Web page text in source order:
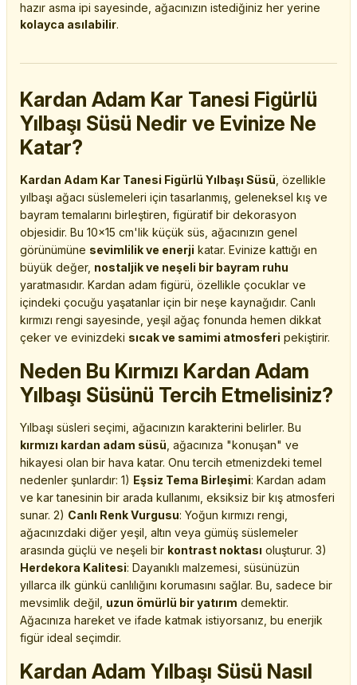
hazır asma ipi sayesinde, ağacınızın istediğiniz her yerine
kolayca asılabilir.
Kardan Adam Kar Tanesi Figürlü
Yılbaşı Süsü Nedir ve Evinize Ne
Katar?
Kardan Adam Kar Tanesi Figürlü Yılbaşı Süsü , özellikle
yılbaşı ağacı süslemeleri için tasarlanmış, geleneksel kış ve
bayram temalarını birleştiren, figüratif bir dekorasyon
objesidir. Bu 10x15 cm'lik küçük süs, ağacınızın genel
görünümüne sevimlilik ve enerji katar. Evinize kattığı en
büyük değer, nostaljik ve neşeli bir bayram ruhu
yaratmasıdır. Kardan adam figürü, özellikle çocuklar ve
içindeki çocuğu yaşatanlar için bir neşe kaynağıdır. Canlı
kırmızı rengi sayesinde, yeşil ağaç fonunda hemen dikkat
çeker ve evinizdeki sıcak ve samimi atmosferi pekiştirir.
Neden Bu Kırmızı Kardan Adam
Yılbaşı Süsünü Tercih Etmelisiniz?
Yılbaşı süsleri seçimi, ağacınızın karakterini belirler. Bu
kırmızı kardan adam süsü , ağacınıza "konuşan" ve
hikayesi olan bir hava katar. Onu tercih etmenizdeki temel
nedenler şunlardır: 1) Eşsiz Tema Birleşimi: Kardan adam
ve kar tanesinin bir arada kullanımı, eksiksiz bir kış atmosferi
sunar. 2) Canlı Renk Vurgusu: Yoğun kırmızı rengi,
ağacınızdaki diğer yeşil, altın veya gümüş süslemeler
arasında güçlü ve neşeli bir kontrast noktası oluşturur. 3)
Herdekora Kalitesi: Dayanıklı malzemesi, süsünüzün
yıllarca ilk günkü canlılığını korumasını sağlar. Bu, sadece bir
mevsimlik değil, uzun ömürlü bir yatırım demektir.
Ağacınıza hareket ve ifade katmak istiyorsanız, bu enerjik
figür ideal seçimdir.
Kardan Adam Yılbaşı Süsü Nasıl